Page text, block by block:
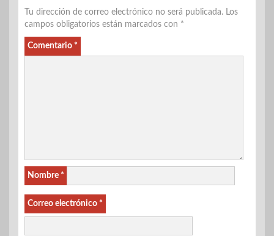
Tu dirección de correo electrónico no será publicada. Los
campos obligatorios están marcados con *
Comentario *
Nombre *
Correo electrónico *